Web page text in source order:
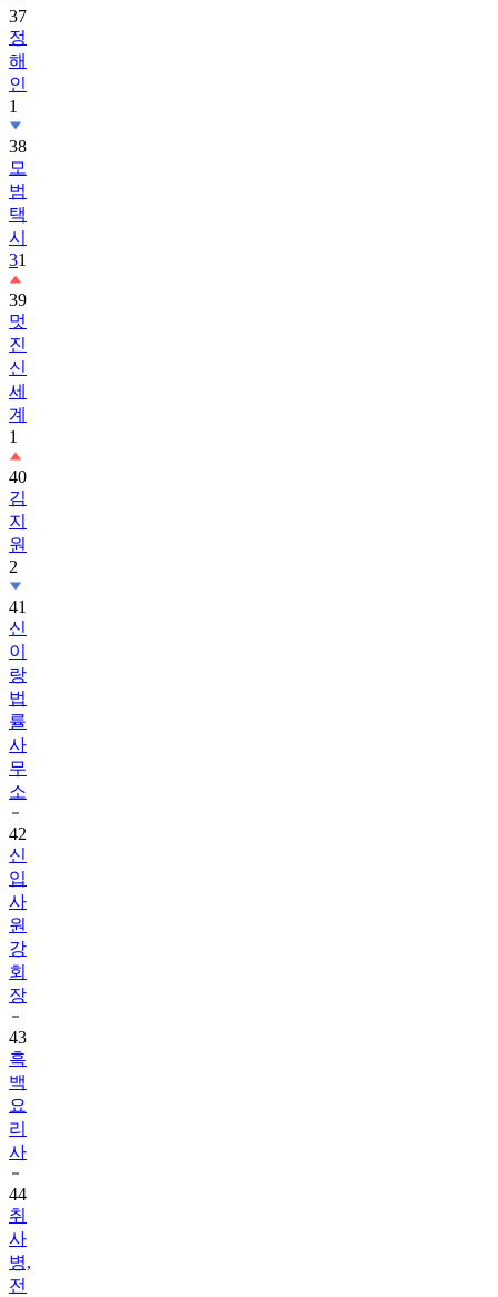
37
정
해
인
1
38
모
범
택
시
31
39
멋
진
신
세
계
1
40
김
지
원
2
41
신
이
랑
법
률
사
무
소
42
신
입
사
원
강
회
장
43
흑
백
요
리
사
44
취
사
병,
전